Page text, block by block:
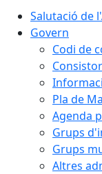
Salutació de
Govern
Codi de
Pla de
Agenda
Grups
Grups
Altres